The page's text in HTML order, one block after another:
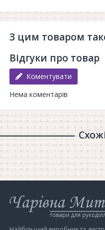
З цим товаром
Відгуки про товар
Коментувати
Нема коментарів
Інтернет-
магазин
Мить